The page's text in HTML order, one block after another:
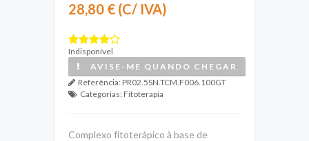
28,80 € (C/ IVA)
Indisponível
AVISE-ME QUANDO CHEGAR
Referência: PR02.5SN.TCM.F006.100GT
Categorias: Fitoterapia
Complexo fitoterápico à base de